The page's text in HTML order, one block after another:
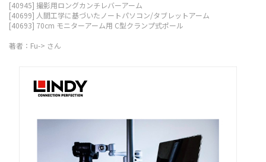
[40945] 撮影用ロングカンチレバーアーム
[40699] 人間工学に基づいたノートパソコン/タブレットアーム
[40693] 70cm モニターアーム用 C型クランプ式ポール
著者：Fu-> さん